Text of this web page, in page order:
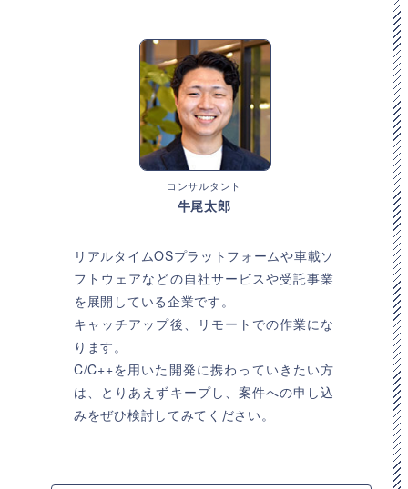
コンサルタント
牛尾太郎
リアルタイムOSプラットフォームや車載ソ
フトウェアなどの自社サービスや受託事業
を展開している企業です。
キャッチアップ後、リモートでの作業にな
ります。
C/C++を用いた開発に携わっていきたい方
は、とりあえずキープし、案件への申し込
みをぜひ検討してみてください。